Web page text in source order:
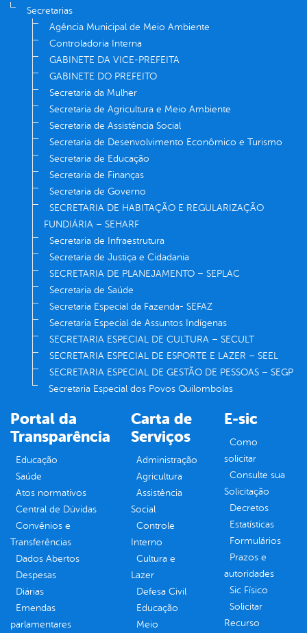
Secretarias
Agência Municipal de Meio Ambiente
Controladoria Interna
GABINETE DA VICE-PREFEITA
GABINETE DO PREFEITO
Secretaria da Mulher
Secretaria de Agricultura e Meio Ambiente
Secretaria de Assistência Social
Secretaria de Desenvolvimento Econômico e Turismo
Secretaria de Educação
Secretaria de Finanças
Secretaria de Governo
SECRETARIA DE HABITAÇÃO E REGULARIZAÇÃO
FUNDIÁRIA – SEHARF
Secretaria de Infraestrutura
Secretaria de Justiça e Cidadania
SECRETARIA DE PLANEJAMENTO – SEPLAC
Secretaria de Saúde
Secretaria Especial da Fazenda- SEFAZ
Secretaria Especial de Assuntos Indígenas
SECRETARIA ESPECIAL DE CULTURA – SECULT
SECRETARIA ESPECIAL DE ESPORTE E LAZER – SEEL
SECRETARIA ESPECIAL DE GESTÃO DE PESSOAS – SEGP
Secretaria Especial dos Povos Quilombolas
Portal da
Transparência
Educação
Saúde
Atos normativos
Central de Dúvidas
Convênios e
Transferências
Dados Abertos
Despesas
Diárias
Emendas
parlamentares
Carta de
Serviços
Administração
Agricultura
Assistência
Social
Controle
Interno
Cultura e
Lazer
Defesa Civil
Educação
Meio
E-sic
Como
solicitar
Consulte sua
Solicitação
Decretos
Estatísticas
Formulários
Prazos e
autoridades
Sic Físico
Solicitar
Recurso